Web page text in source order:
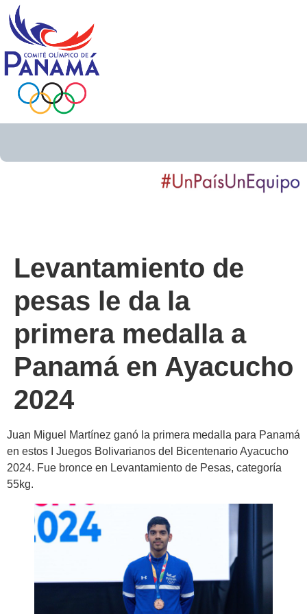
Levantamiento de
pesas le da la
primera medalla a
Panamá en Ayacucho
2024
Juan Miguel Martínez ganó la primera medalla para Panamá
en estos I Juegos Bolivarianos del Bicentenario Ayacucho
2024. Fue bronce en Levantamiento de Pesas, categoría
55kg.